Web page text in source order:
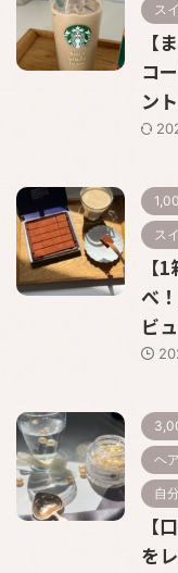
ス
【
コ
ント
ス
【
べ
ビ
ヘ
自
【
を